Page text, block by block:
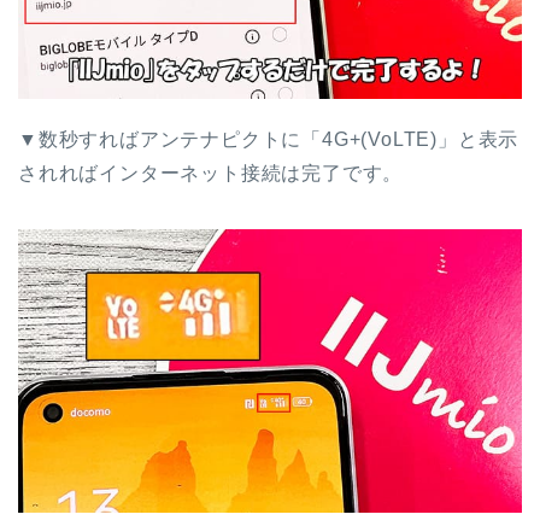
▼数秒すればアンテナピクトに「4G+(VoLTE)」と表示
されればインターネット接続は完了です。